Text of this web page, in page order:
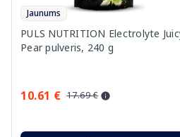
Jaunums
PULS NUTRITION Electrolyte
Pear pulveris, 240 g
10.61 € 17.69 €